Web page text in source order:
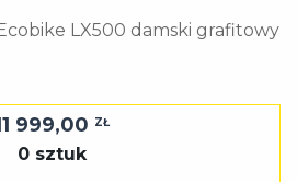
LX500 damski grafitowy
999,00 ZŁ
0 sztuk